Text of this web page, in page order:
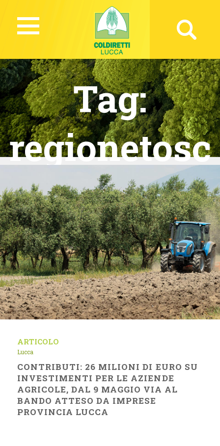
Tag:
regionetosc
ana
ARTICOLO
Lucca
CONTRIBUTI: 26 MILIONI DI EURO SU
INVESTIMENTI PER LE AZIENDE
AGRICOLE, DAL 9 MAGGIO VIA AL
BANDO ATTESO DA IMPRESE
PROVINCIA LUCCA